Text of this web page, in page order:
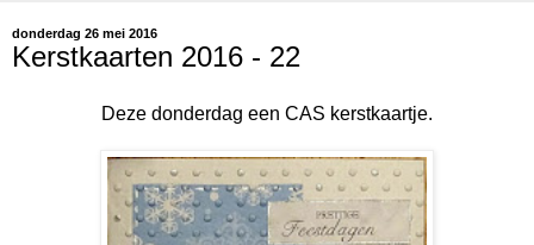
donderdag 26 mei 2016
Kerstkaarten 2016 - 22
Deze donderdag een CAS kerstkaartje.